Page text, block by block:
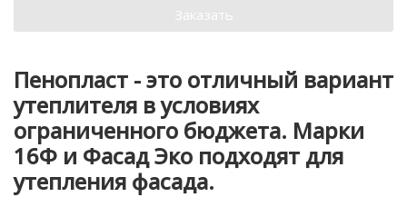
Заказать
Пенопласт - это отличный вариант
утеплителя в условиях
ограниченного бюджета. Марки
16Ф и Фасад Эко подходят для
утепления фасада.